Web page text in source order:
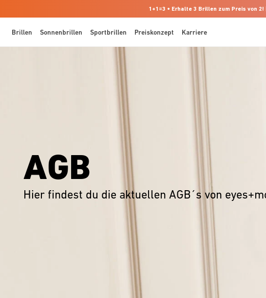
1+1=3 • Erhalte 3 Brillen zum Preis von 2! |
Brillen Sonnenbrillen Sportbrillen Preiskonzept Karriere
AGB
Hier findest du die aktuellen AGB´s von